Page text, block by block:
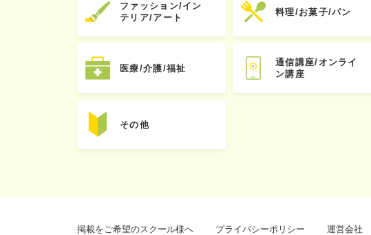
ファッション/イン
テリア/アート
料理/お菓子/パン
医療/介護/福祉
通信講座/オンライ
ン講座
その他
掲載をご希望のスクール様へ プライバシーポリシー 運営会社